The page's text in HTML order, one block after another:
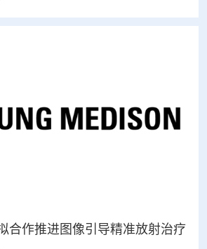
合作推进图像引导精准放射治疗